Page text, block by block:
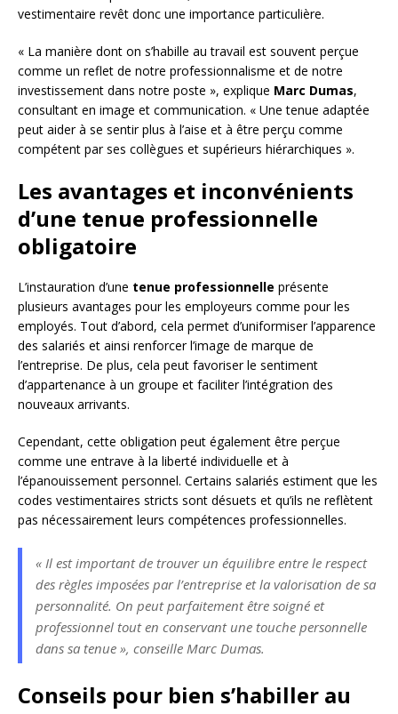
vestimentaire revêt donc une importance particulière.
« La manière dont on s’habille au travail est souvent perçue
comme un reflet de notre professionnalisme et de notre
investissement dans notre poste », explique Marc Dumas,
consultant en image et communication. « Une tenue adaptée
peut aider à se sentir plus à l’aise et à être perçu comme
compétent par ses collègues et supérieurs hiérarchiques ».
Les avantages et inconvénients
d’une tenue professionnelle
obligatoire
L’instauration d’une tenue professionnelle présente
plusieurs avantages pour les employeurs comme pour les
employés. Tout d’abord, cela permet d’uniformiser l’apparence
des salariés et ainsi renforcer l’image de marque de
l’entreprise. De plus, cela peut favoriser le sentiment
d’appartenance à un groupe et faciliter l’intégration des
nouveaux arrivants.
Cependant, cette obligation peut également être perçue
comme une entrave à la liberté individuelle et à
l’épanouissement personnel. Certains salariés estiment que les
codes vestimentaires stricts sont désuets et qu’ils ne reflètent
pas nécessairement leurs compétences professionnelles.
« Il est important de trouver un équilibre entre le respect
des règles imposées par l’entreprise et la valorisation de sa
personnalité. On peut parfaitement être soigné et
professionnel tout en conservant une touche personnelle
dans sa tenue », conseille Marc Dumas.
Conseils pour bien s’habiller au